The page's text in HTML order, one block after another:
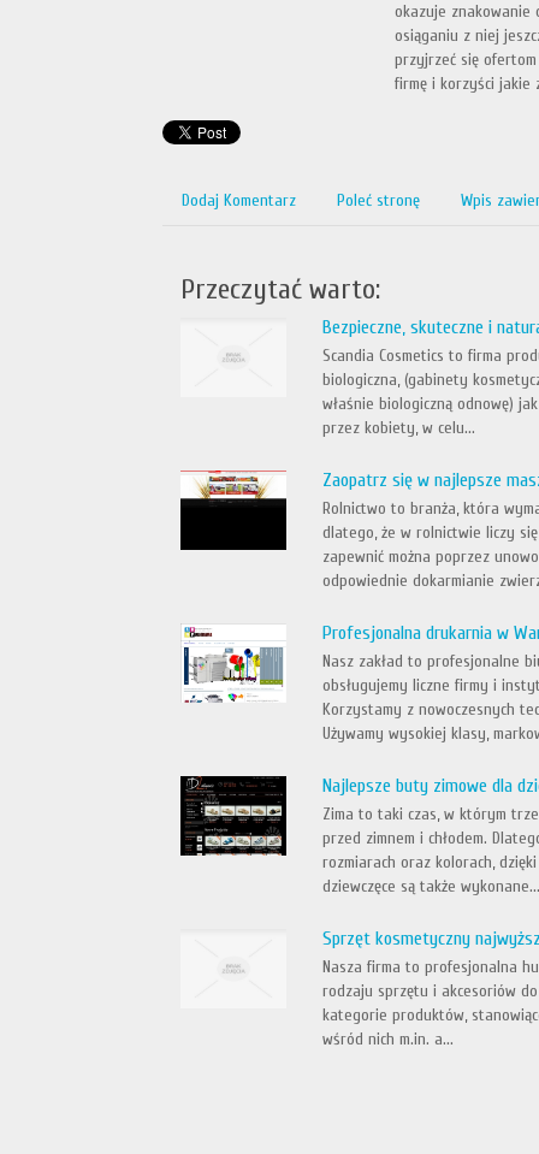
okazuje znakowanie
osiąganiu z niej
przyjrzeć się
firmę i korzyści jakie
Dodaj Komentarz Poleć stronę Wpis
Przeczytać warto:
Bezpieczne, skuteczne i
Scandia Cosmetics to firma
biologiczna, (gabinety
właśnie biologiczną odnowę)
przez kobiety, w celu...
Zaopatrz się w najlepsze
Rolnictwo to branża, która
dlatego, że w rolnictwie liczy
zapewnić można poprzez
odpowiednie dokarmianie
Profesjonalna drukarnia w
Nasz zakład to profesjonalne
obsługujemy liczne firmy i
Korzystamy z nowoczesnych
Używamy wysokiej klasy,
Najlepsze buty zimowe dla
Zima to taki czas, w którym
przed zimnem i chłodem.
rozmiarach oraz kolorach,
dziewczęce są także
Sprzęt kosmetyczny
Nasza firma to profesjonalna
rodzaju sprzętu i akcesoriów
kategorie produktów,
wśród nich m.in. a...